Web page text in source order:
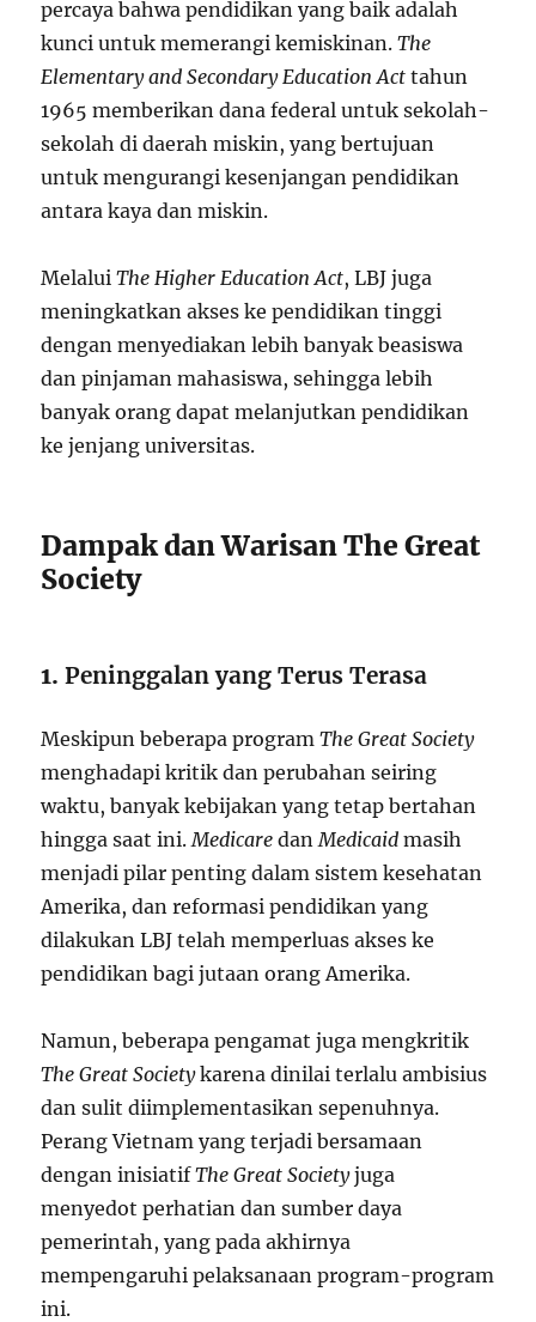
percaya bahwa pendidikan yang baik adalah
kunci untuk memerangi kemiskinan.The
Elementary and Secondary Education Act tahun
1965 memberikan dana federal untuk sekolah-
sekolah di daerah miskin, yang bertujuan
untuk mengurangi kesenjangan pendidikan
antara kaya dan miskin.
MelaluiThe Higher Education Act, LBJ juga
meningkatkan akses ke pendidikan tinggi
dengan menyediakan lebih banyak beasiswa
dan pinjaman mahasiswa, sehingga lebih
banyak orang dapat melanjutkan pendidikan
ke jenjang universitas.
Dampak dan Warisan The Great
Society
1.Peninggalan yang Terus Terasa
Meskipun beberapa programThe Great Society
menghadapi kritik dan perubahan seiring
waktu, banyak kebijakan yang tetap bertahan
hingga saat ini. Medicare dan Medicaid masih
menjadi pilar penting dalam sistem kesehatan
Amerika, dan reformasi pendidikan yang
dilakukan LBJ telah memperluas akses ke
pendidikan bagi jutaan orang Amerika.
Namun, beberapa pengamat juga mengkritik
The Great Societykarena dinilai terlalu ambisius
dan sulit diimplementasikan sepenuhnya.
Perang Vietnam yang terjadi bersamaan
dengan inisiatifThe Great Societyjuga
menyedot perhatian dan sumber daya
pemerintah, yang pada akhirnya
mempengaruhi pelaksanaan program-program
ini.